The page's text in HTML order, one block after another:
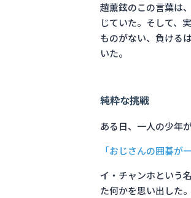
趙薫鉉のこの言葉は
じていた。そして、
ものがない、負ける
いた。
純粋な挑戦
ある日、一人の少年
「おじさんの囲碁が
イ・チャンホという
た何かを思い出した